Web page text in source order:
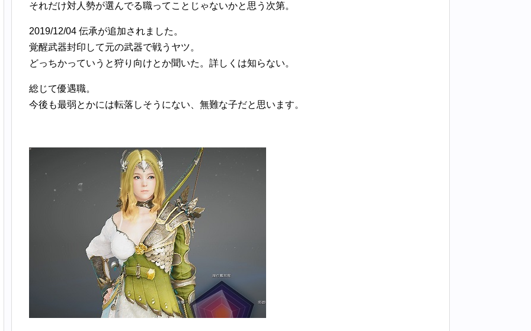
それだけ対人勢が選んでる職ってことじゃないかと思う次第。
2019/12/04 伝承が追加されました。
覚醒武器封印して元の武器で戦うヤツ。
どっちかっていうと狩り向けとか聞いた。詳しくは知らない。
総じて優遇職。
今後も最弱とかには転落しそうにない、無難な子だと思います。